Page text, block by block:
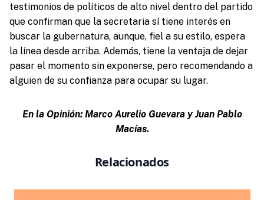
testimonios de políticos de alto nivel dentro del partido
que confirman que la secretaria sí tiene interés en
buscar la gubernatura, aunque, fiel a su estilo, espera
la línea desde arriba. Además, tiene la ventaja de dejar
pasar el momento sin exponerse, pero recomendando a
alguien de su confianza para ocupar su lugar.
En la Opinión: Marco Aurelio Guevara y Juan Pablo
Macías.
Relacionados